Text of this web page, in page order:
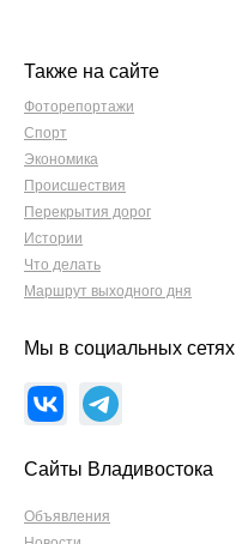
Также на сайте
Фоторепортажи
Спорт
Экономика
Происшествия
Перекрытия дорог
Истории
Что делать
Маршрут выходного дня
Мы в социальных сетях
Сайты Владивостока
Объявления